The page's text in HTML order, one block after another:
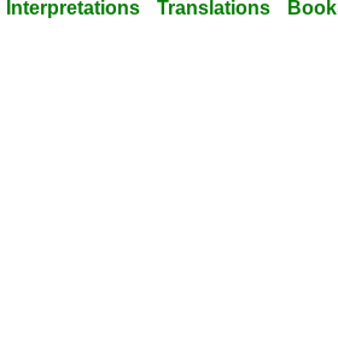
Interpretations Translations